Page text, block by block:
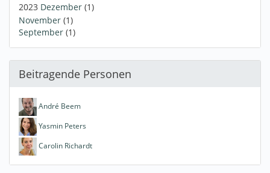
2023 Dezember (1)
November (1)
September (1)
Beitragende Personen
André Beem
Yasmin Peters
Carolin Richardt